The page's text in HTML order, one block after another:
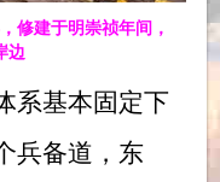
修建于明崇祯年间，
边
系基本固定下
兵备道，东